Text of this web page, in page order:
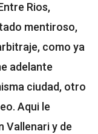
Rios,
mentiroso,
como ya
adelante
ciudad, otro
Aqui le
Vallenari y de